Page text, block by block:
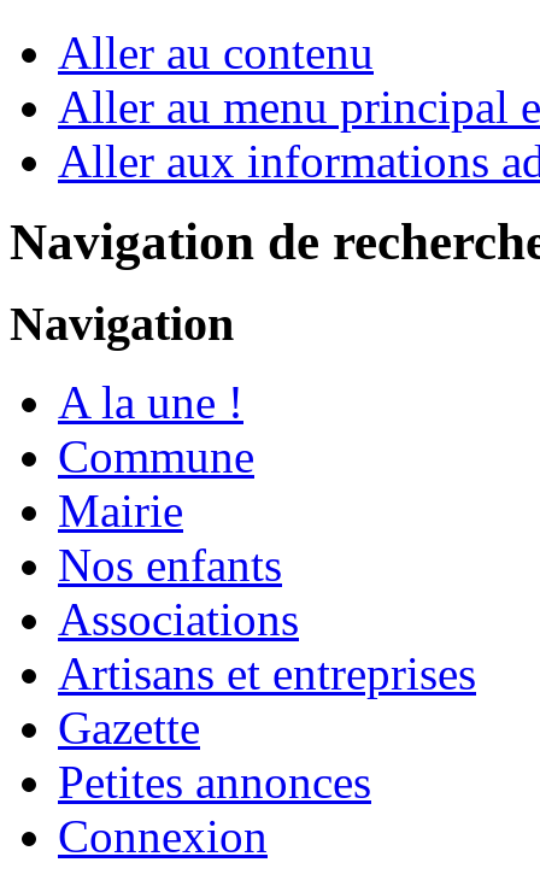
Aller au contenu
Aller au menu principal
Aller aux informations
Navigation de
Navigation
A la une !
Commune
Mairie
Nos enfants
Associations
Artisans et entreprises
Gazette
Petites annonces
Connexion